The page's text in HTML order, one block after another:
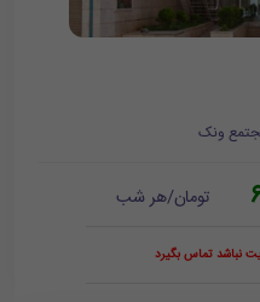
ونک
تومان/هر شب
نباشد تماس بگیرد